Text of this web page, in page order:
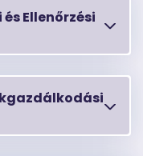
Ellenőrzési